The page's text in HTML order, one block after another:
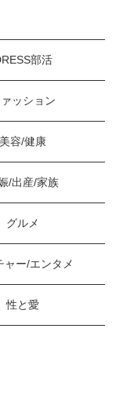
部活
ッション
美容/健康
/出産/家族
グルメ
ャー/エンタメ
性と愛